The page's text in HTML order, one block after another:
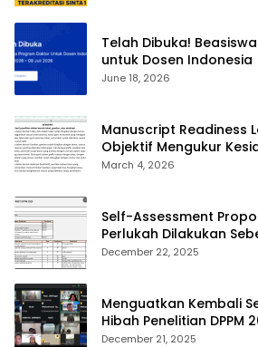
Telah Dibuka!
untuk Dosen Indonesia
June 18, 2026
Manuscript Readiness
Objektif Mengukur
Anda
March 4, 2026
Self-Assessment
Perlukah Dilakukan
December 22, 2025
Menguatkan Kembali
Hibah Penelitian DPPM
December 21, 2025